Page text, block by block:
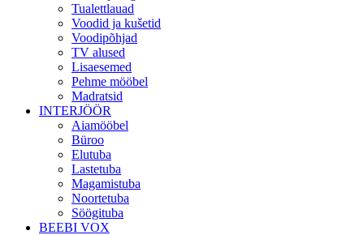
Tualettlauad
Voodid ja kušetid
Voodipõhjad
TV alused
Lisaesemed
Pehme mööbel
Madratsid
INTERJÖÖR
Aiamööbel
Büroo
Elutuba
Lastetuba
Magamistuba
Noortetuba
Söögituba
BEEBI VOX